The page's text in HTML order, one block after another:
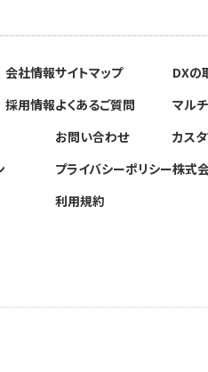
会社情報
採用情報
サイトマップ
よくあるご質問
お問い合わせ
プライバシーポリシー
利用規約
DXの
マル
カス
株式